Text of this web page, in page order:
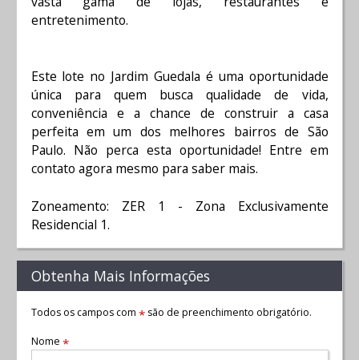
entretenimento.
Este lote no Jardim Guedala é uma oportunidade
única para quem busca qualidade de vida,
conveniência e a chance de construir a casa
perfeita em um dos melhores bairros de São
Paulo. Não perca esta oportunidade! Entre em
contato agora mesmo para saber mais.
Zoneamento: ZER 1 - Zona Exclusivamente
Residencial 1.
Obtenha Mais Informações
Todos os campos com *são de preenchimento obrigatório.
Nome *